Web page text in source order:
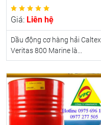
Giá: Liên hệ
Dầu động cơ hàng hải Caltex
Veritas 800 Marine là...